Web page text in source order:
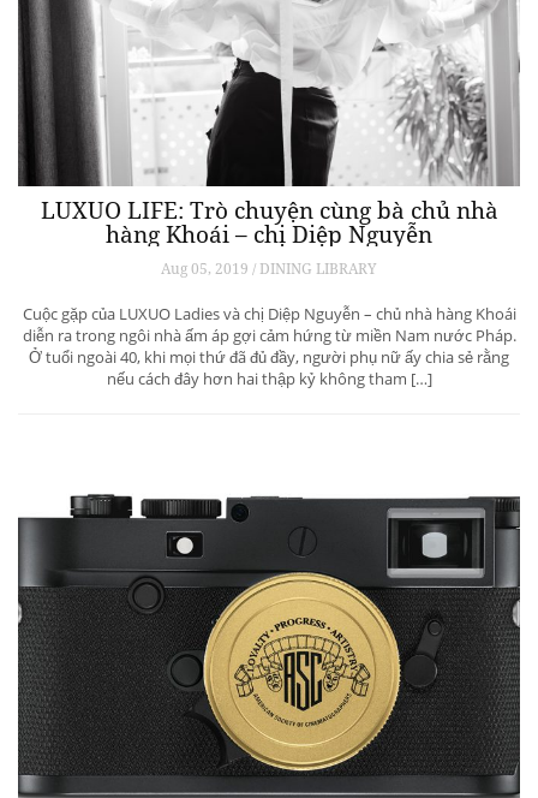
LUXUO LIFE: Trò chuyện cùng bà chủ nhà
hàng Khoái – chị Diệp Nguyễn
Aug 05, 2019 / DINING LIBRARY
Cuộc gặp của LUXUO Ladies và chị Diệp Nguyễn – chủ nhà hàng Khoái
diễn ra trong ngôi nhà ấm áp gợi cảm hứng từ miền Nam nước Pháp.
Ở tuổi ngoài 40, khi mọi thứ đã đủ đầy, người phụ nữ ấy chia sẻ rằng
nếu cách đây hơn hai thập kỷ không tham […]